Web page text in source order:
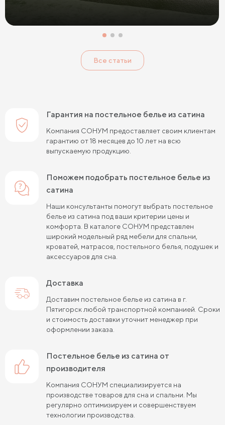
Все статьи
Гарантия на постельное белье из сатина
Компания СОНУМ предоставляет своим клиентам
гарантию от 18 месяцев до 10 лет на всю
выпускаемую продукцию.
Поможем подобрать постельное белье из
сатина
Наши консультанты помогут выбрать постельное
белье из сатина под ваши критерии цены и
комфорта. В каталоге СОНУМ представлен
широкий модельный ряд мебели для спальни,
кроватей, матрасов, постельного белья, подушек и
аксессуаров для сна.
Доставка
Доставим постельное белье из сатина в г.
Пятигорск любой транспортной компанией. Сроки
и стоимость доставки уточнит менеджер при
оформлении заказа.
постельное белье из сатина от
производителя
Компания СОНУМ специализируется на
производстве товаров для сна и спальни. Мы
регулярно оптимизируем и совершенствуем
технологии производства.